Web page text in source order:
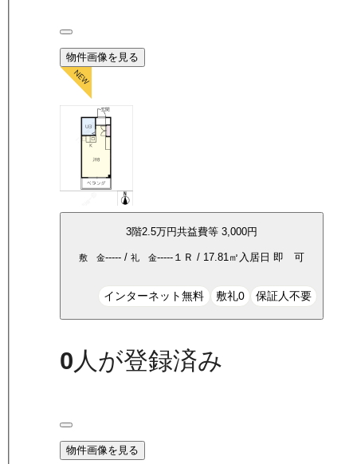
物件画像を見る
3階2.5万円共益費等3,000円
敷 金----- /礼 金----- １Ｒ / 17.81 ㎡ 入居日即 可
インターネット無料 敷礼0 保証人不要
0人が登録済み
物件画像を見る